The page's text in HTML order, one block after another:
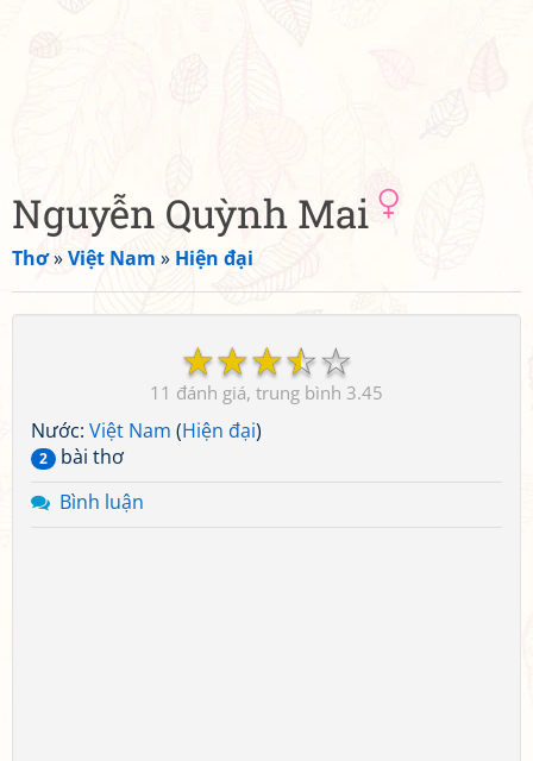
Nguyễn Quỳnh Mai
Thơ»Việt Nam » Hiện đại
☆
☆
☆
☆
☆
11 3.45
Nước: Việt Nam (Hiện đại)
2
bài thơ
Bình luận